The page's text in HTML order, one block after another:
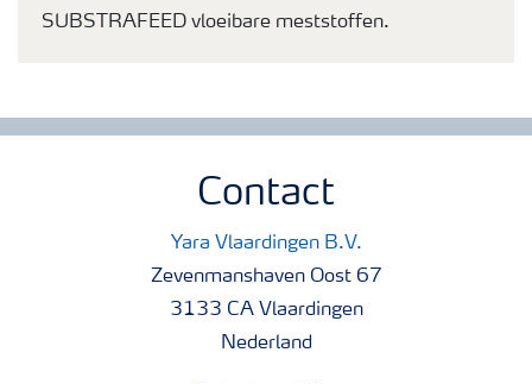
SUBSTRAFEED vloeibare meststoffen.
Contact
Yara Vlaardingen B.V.
Zevenmanshaven Oost 67
3133 CA Vlaardingen
Nederland